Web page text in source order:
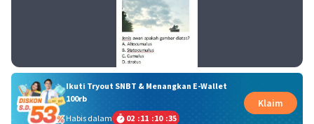
Ikuti Tryout SNBT & Menangkan E-Wallet
100rb
Habis dalam
02 :11 :10 :34
Klaim